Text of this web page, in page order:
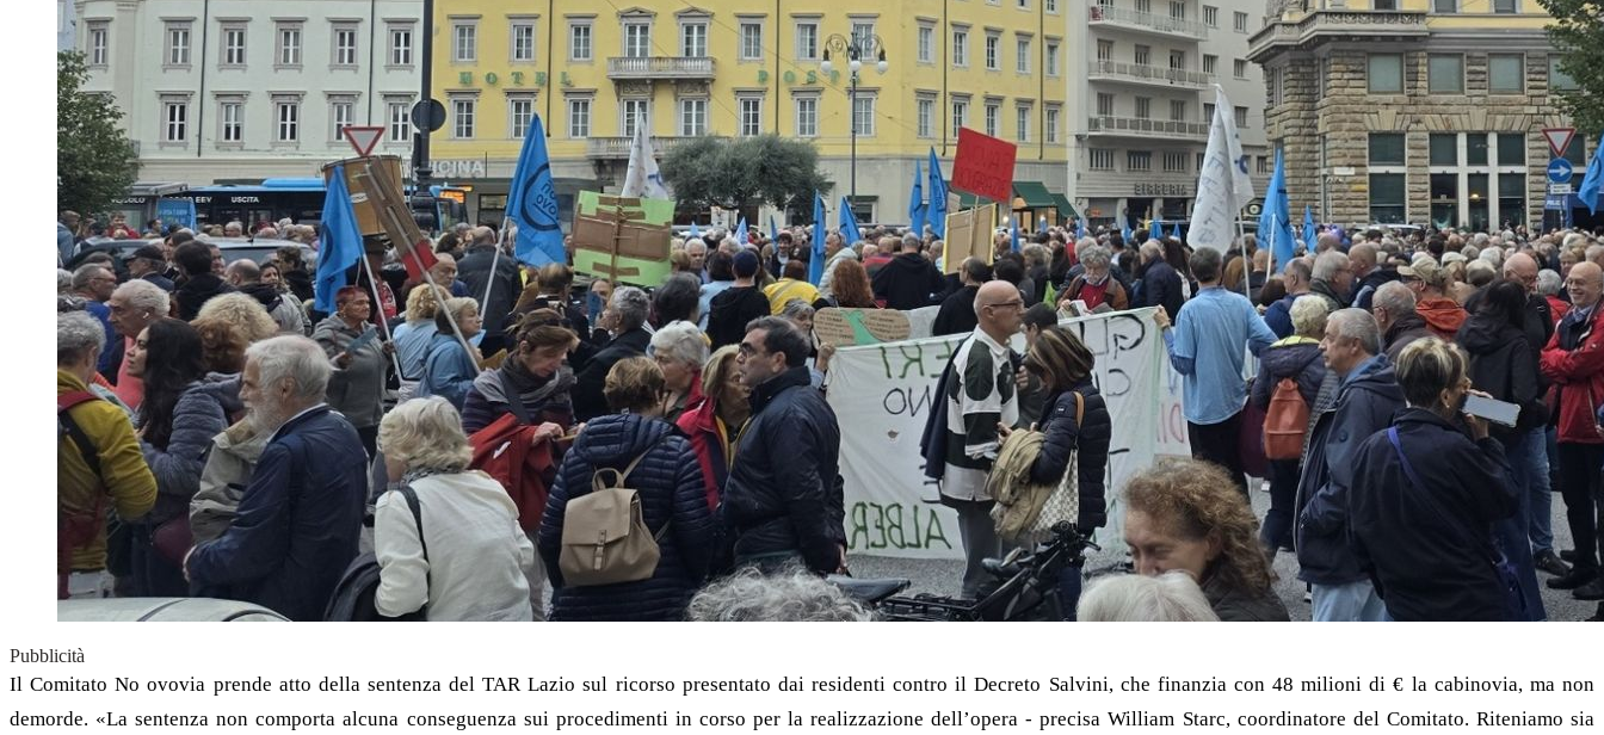
Pubblicità
Il Comitato No ovovia prende atto della sentenza del TAR Lazio sul ricorso presentato dai residenti contro il Decreto Salvini, che finanzia con 48 milioni di € la cabinovia, ma non
demorde. «La sentenza non comporta alcuna conseguenza sui procedimenti in corso per la realizzazione dell’opera - precisa William Starc, coordinatore del Comitato. Riteniamo sia